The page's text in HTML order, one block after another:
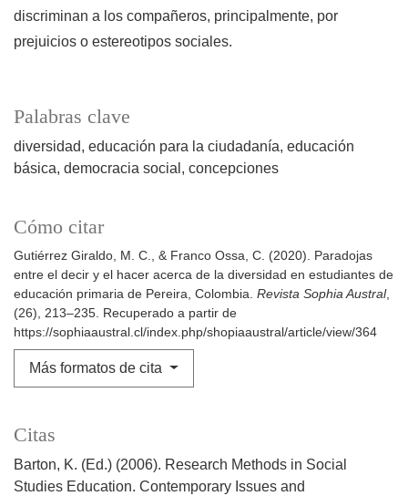
Palabras clave
diversidad educación para la ciudadanía educación
básica democracia social concepciones
Cómo citar
Gutiérrez Giraldo, M. C., & Franco Ossa, C. (2020). Paradojas
entre el decir y el hacer acerca de la diversidad en estudiantes de
educación primaria de Pereira, Colombia. Revista Sophia Austral,
(26), 213–235. Recuperado a partir de
https://sophiaaustral.cl/index.php/shopiaaustral/article/view/364
Más formatos de cita
discriminan a los compañeros, principalmente, por
prejuicios o estereotipos sociales.
Citas
Barton, K. (Ed.) (2006). Research Methods in Social
Studies Education. Contemporary Issues and